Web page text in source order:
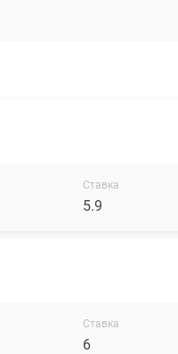
Ставка
5.9
Ставка
6